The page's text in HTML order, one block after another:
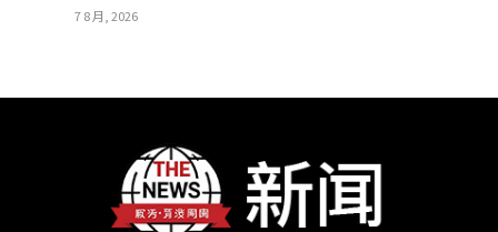
7 8 月, 2026